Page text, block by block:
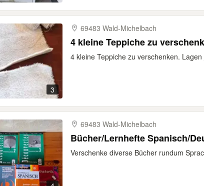
3
69483 Wald-​Michelbach
4 kleine Teppiche zu
4 kleine Teppiche zu verschenken.
69483 Wald-​Michelbach
Bücher/Lernhefte Spanisch/
Verschenke diverse Bücher rundum